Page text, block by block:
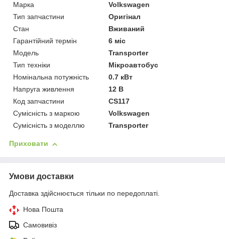
Марка
Volkswagen
Тип запчастини
Оригінал
Стан
Вживаний
Гарантійний термін
6 міс
Модель
Transporter
Тип техніки
Мікроавтобус
Номінальна потужність
0.7 кВт
Напруга живлення
12 В
Код запчастини
CS117
Сумісність з маркою
Volkswagen
Сумісність з моделлю
Transporter
Приховати
Умови доставки
Доставка здійснюється тільки по передоплаті.
Нова Пошта
Самовивіз